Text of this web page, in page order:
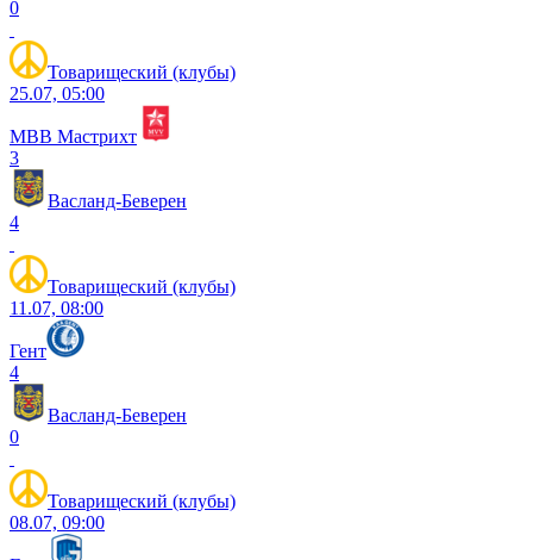
0
Товарищеский (клубы)
25.07, 05:00
МВВ Мастрихт
3
Васланд-Беверен
4
Товарищеский (клубы)
11.07, 08:00
Гент
4
Васланд-Беверен
0
Товарищеский (клубы)
08.07, 09:00